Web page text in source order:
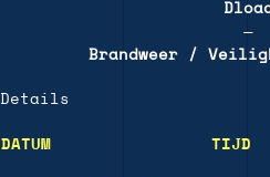
Dload
—
Brandweer /
Details
DATUM TIJD